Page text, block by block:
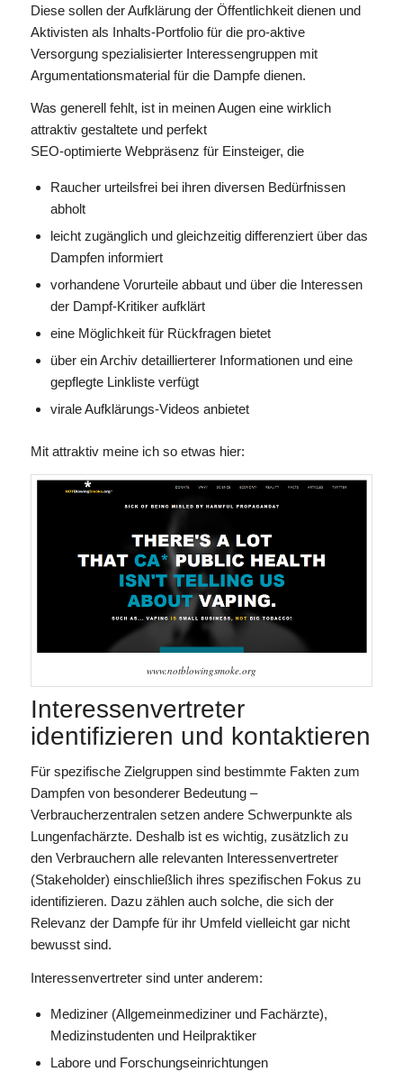
Diese sollen der Aufklärung der Öffentlichkeit dienen und
Aktivisten als Inhalts-Portfolio für die pro-aktive
Versorgung spezialisierter Interessengruppen mit
Argumentationsmaterial für die Dampfe dienen.
Was generell fehlt, ist in meinen Augen eine wirklich
attraktiv gestaltete und perfekt
SEO-optimierte Webpräsenz für Einsteiger, die
Raucher urteilsfrei bei ihren diversen Bedürfnissen
abholt
leicht zugänglich und gleichzeitig differenziert über das
Dampfen informiert
vorhandene Vorurteile abbaut und über die Interessen
der Dampf-Kritiker aufklärt
eine Möglichkeit für Rückfragen bietet
über ein Archiv detaillierterer Informationen und eine
gepflegte Linkliste verfügt
virale Aufklärungs-Videos anbietet
Mit attraktiv meine ich so etwas hier:
www.notblowingsmoke.org
Interessenvertreter
identifizieren und kontaktieren
Für spezifische Zielgruppen sind bestimmte Fakten zum
Dampfen von besonderer Bedeutung –
Verbraucherzentralen setzen andere Schwerpunkte als
Lungenfachärzte. Deshalb ist es wichtig, zusätzlich zu
den Verbrauchern alle relevanten Interessenvertreter
(Stakeholder) einschließlich ihres spezifischen Fokus zu
identifizieren. Dazu zählen auch solche, die sich der
Relevanz der Dampfe für ihr Umfeld vielleicht gar nicht
bewusst sind.
Interessenvertreter sind unter anderem:
Mediziner (Allgemeinmediziner und Fachärzte),
Medizinstudenten und Heilpraktiker
Labore und Forschungseinrichtungen